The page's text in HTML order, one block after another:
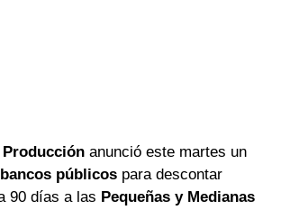
anunció este martes un
públicos para descontar
90 días a las Pequeñas y Medianas